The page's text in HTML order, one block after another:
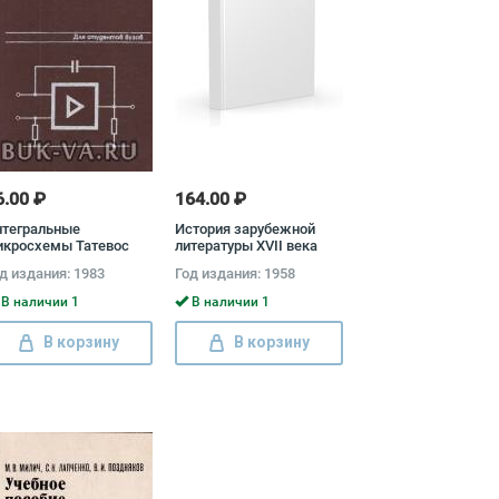
₽
Татевос
издания: 1983
наличии 1
В корзину
164.00 ₽
История зарубежной
литературы XVII века
Роман Самарин
Год издания: 1958
В наличии 1
В корзину